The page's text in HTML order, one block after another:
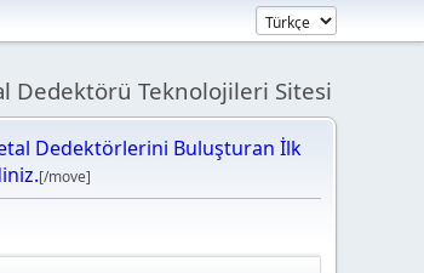
Dedektörü Teknolojileri Sitesi
Dedektörlerini Buluşturan İlk
[/move]